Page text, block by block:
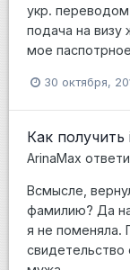
укр.
подача на визу
мое
30 октября,
Как
ArinaMax
Всмысле,
фамилию? Да
я не поменяла.
свидетельство